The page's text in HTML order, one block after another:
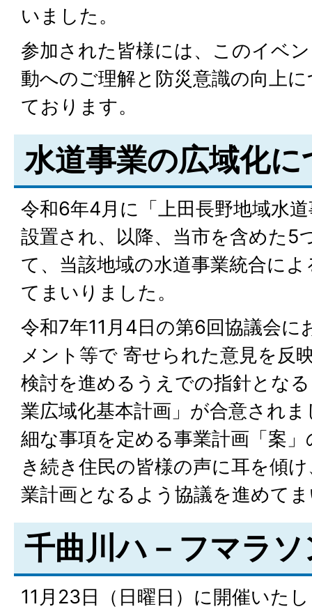
いました。
参加された皆様には、このイベ
動へのご理解と防災意識の向上
ております。
水道事業の広域化に
令和6年4月に「上田長野地域水
設置され、以降、当市を含めた5
て、当該地域の水道事業統合に
てまいりました。
令和7年11月4日の第6回協議会
メント等で 寄せられた意見を反
検討を進めるうえでの指針とな
業広域化基本計画」が合意され
細な事項を定める事業計画「案
き続き住民の皆様の声に耳を傾
業計画となるよう協議を進めて
千曲川ハ－フマラ
11月23日（日曜日）に開催いた